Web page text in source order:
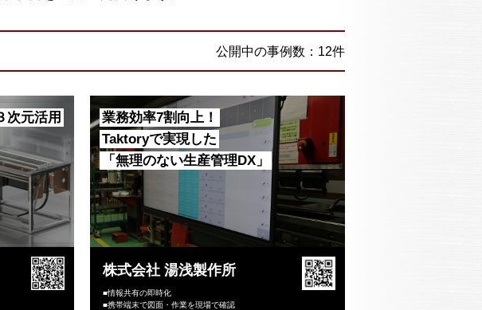
公開中の事例数：12件
次元活用
業務効率7割向上！
Taktoryで実現した
「無理のない生産管理DX」
株式会社 湯浅製作所
■情報共有の即時化
■携帯端末で図面・作業を現場で確認